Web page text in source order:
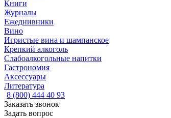
Книги
Журналы
Ежеднивники
Вино
Игристые вина и шампанское
Крепкий алкоголь
Слабоалкогольные напитки
Гастрономия
Аксессуары
Литература
8 (800) 444 40 93
Заказать звонок
Задать вопрос